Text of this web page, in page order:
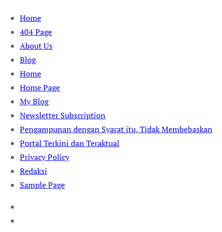
Skip
content
Home
404 Page
About Us
Blog
Home
Home Page
My Blog
Newsletter Subscription
Pengampunan dengan Syarat itu, Tidak Membebaskan
Portal Terkini dan Teraktual
Privacy Policy
Redaksi
Sample Page